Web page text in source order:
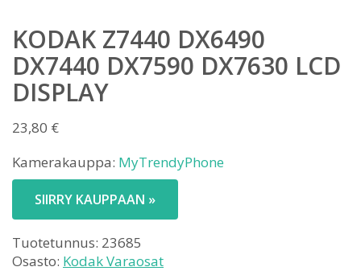
KODAK Z7440 DX6490
DX7440 DX7590 DX7630 LCD
DISPLAY
23,80 €
Kamerakauppa: MyTrendyPhone
SIIRRY KAUPPAAN »
Tuotetunnus: 23685
Osasto: Kodak Varaosat